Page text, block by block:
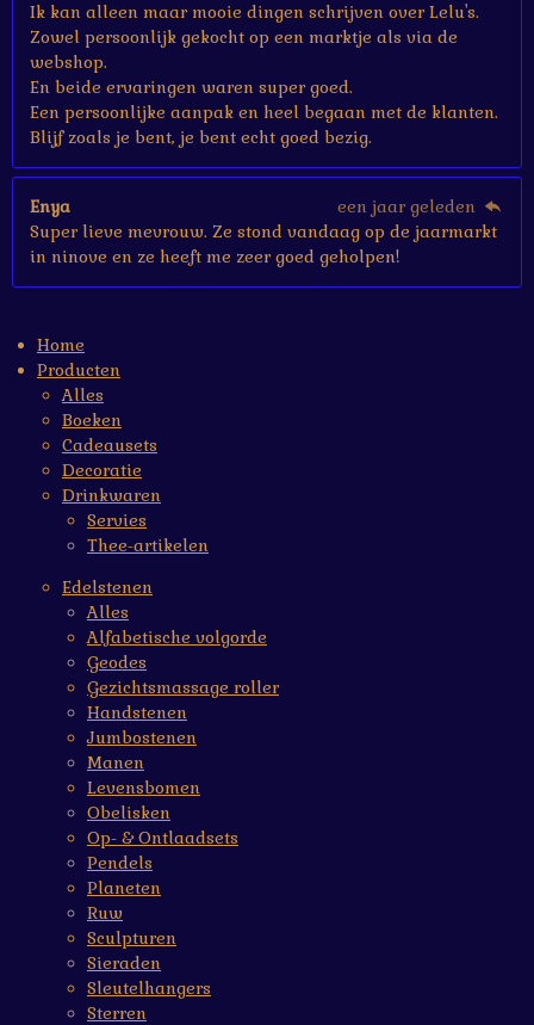
Ik kan alleen maar mooie dingen schrijven over Lelu's.
Zowel persoonlijk gekocht op een marktje als via de
webshop.
En beide ervaringen waren super goed.
Een persoonlijke aanpak en heel begaan met de klanten.
Blijf zoals je bent, je bent echt goed bezig.
Enya
een jaar geleden
Super lieve mevrouw. Ze stond vandaag op de jaarmarkt
in ninove en ze heeft me zeer goed geholpen!
Home
Producten
Alles
Boeken
Cadeausets
Decoratie
Drinkwaren
Servies
Thee-artikelen
Edelstenen
Alles
Alfabetische volgorde
Geodes
Gezichtsmassage roller
Handstenen
Jumbostenen
Manen
Levensbomen
Obelisken
Op- & Ontlaadsets
Pendels
Planeten
Ruw
Sculpturen
Sieraden
Sleutelhangers
Sterren